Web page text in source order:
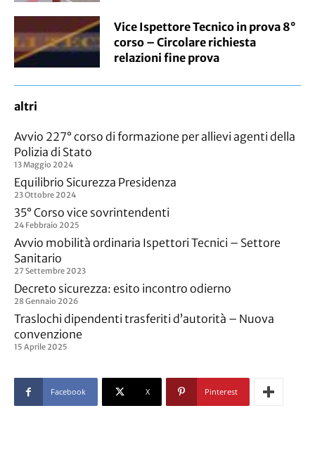
Vice Ispettore Tecnico in prova 8°
corso – Circolare richiesta
relazioni fine prova
altri
Avvio 227° corso di formazione per allievi agenti della
Polizia di Stato
13 Maggio 2024
Equilibrio Sicurezza Presidenza
23 Ottobre 2024
35° Corso vice sovrintendenti
24 Febbraio 2025
Avvio mobilità ordinaria Ispettori Tecnici – Settore
Sanitario
27 Settembre 2023
Decreto sicurezza: esito incontro odierno
28 Gennaio 2026
Traslochi dipendenti trasferiti d’autorità – Nuova
convenzione
15 Aprile 2025
Facebook X Pinterest